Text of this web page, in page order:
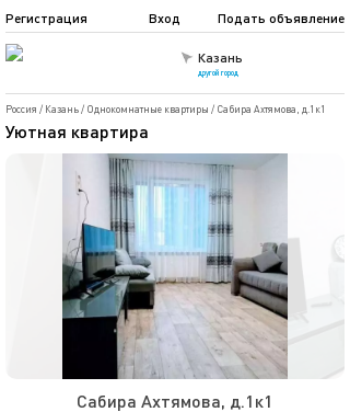
Казань
другой город
Подать объявление
Регистрация Вход
Россия / Казань/ Однокомнатные квартиры / Сабира Ахтямова, д.1к1
Уютная квартира
Сабира Ахтямова, д.1к1